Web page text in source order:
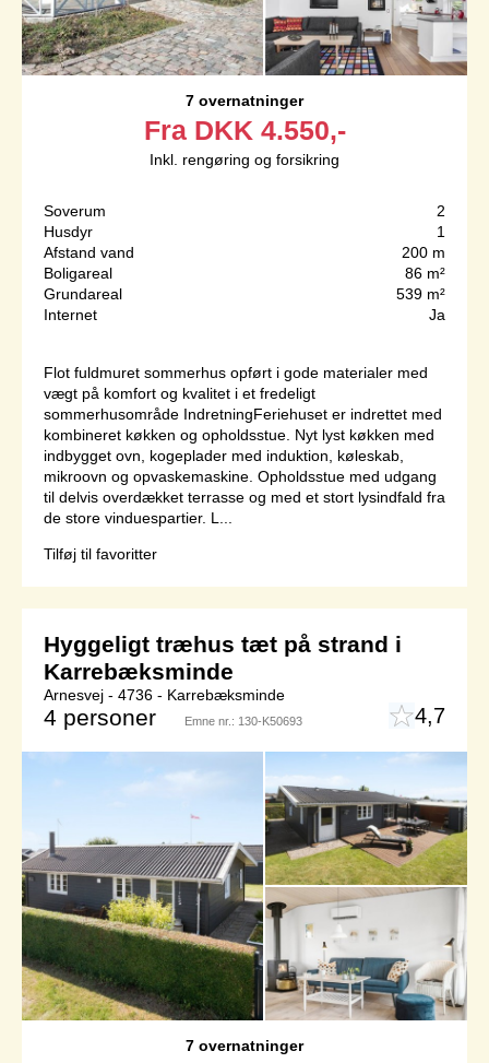
7 overnatninger
Fra DKK 4.550,-
Inkl. rengøring og forsikring
Soverum
2
Husdyr
1
Afstand vand
200 m
Boligareal
86 m²
Grundareal
539 m²
Internet
Ja
Flot fuldmuret sommerhus opført i gode materialer med
vægt på komfort og kvalitet i et fredeligt
sommerhusområde IndretningFeriehuset er indrettet med
kombineret køkken og opholdsstue. Nyt lyst køkken med
indbygget ovn, kogeplader med induktion, køleskab,
mikroovn og opvaskemaskine. Opholdsstue med udgang
til delvis overdækket terrasse og med et stort lysindfald fra
de store vinduespartier. L...
Tilføj til favoritter
Hyggeligt træhus tæt på strand i
Karrebæksminde
Arnesvej - 4736 - Karrebæksminde
4 personer Emne nr.: 130-K50693 4,7
7 overnatninger